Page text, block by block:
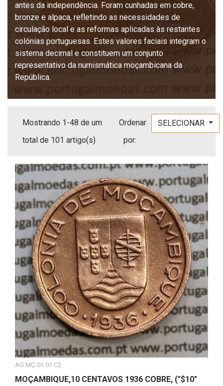
antes da independência. Foram cunhadas em cobre,
bronze e alpaca, refletindo as necessidades de
circulação local e as reformas aplicadas às restantes
colónias portuguesas. Estes valores faciais integram o
sistema decimal e constituem um conjunto
representativo da numismática moçambicana da
República.
Mostrando 1-48 de um
total de 101 artigo(s)
Ordenar
por:
SELECIONAR
AG.MÇ.01.01.C2
MOÇAMBIQUE,10 CENTAVOS 1936 COBRE, ("$10"